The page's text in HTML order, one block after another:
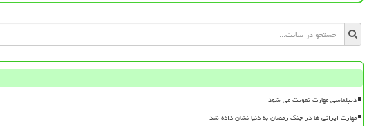
دیپلماسی مهارت تقویت می شود
مهارت ایرانی ها در جنگ رمضان به دنیا نشان داده شد